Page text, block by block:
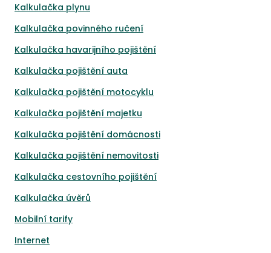
Kalkulačka plynu
Kalkulačka povinného ručení
Kalkulačka havarijního pojištění
Kalkulačka pojištění auta
Kalkulačka pojištění motocyklu
Kalkulačka pojištění majetku
Kalkulačka pojištění domácnosti
Kalkulačka pojištění nemovitosti
Kalkulačka cestovního pojištění
Kalkulačka úvěrů
Mobilní tarify
Internet